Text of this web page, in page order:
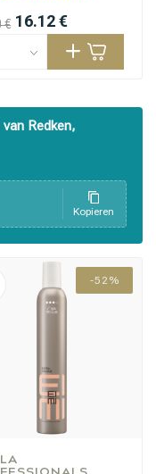
€ 16.12 €
Redken,
Kopieren
-52%